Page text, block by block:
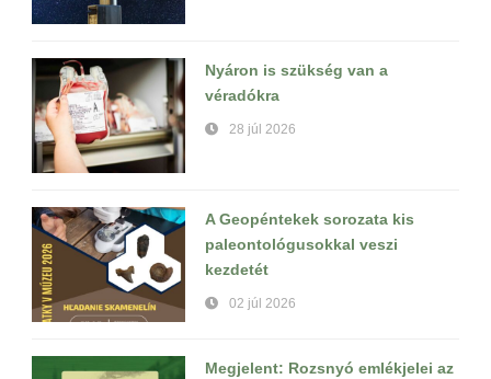
Nyáron is szükség van a
véradókra
28 júl 2026
A Geopéntekek sorozata kis
paleontológusokkal veszi
kezdetét
02 júl 2026
Megjelent: Rozsnyó emlékjelei az